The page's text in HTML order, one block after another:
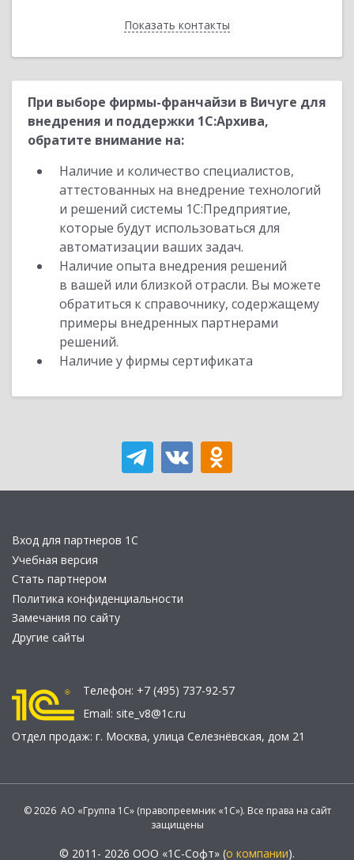
Показать контакты
Назад
При выборе фирмы-франчайзи в Вичуге для
внедрения и поддержки 1С:Архива,
обратите внимание на:
Наличие и количество специалистов,
аттестованных на внедрение технологий
и решений системы 1С:Предприятие,
которые будут использоваться для
автоматизации ваших задач.
Наличие опыта внедрения решений
в вашей или близкой отрасли. Вы можете
обратиться к справочнику, содержащему
примеры внедренных партнерами
решений.
Наличие у фирмы сертификата
Вход для партнеров 1С
Учебная версия
Стать партнером
Политика конфиденциальности
Замечания по сайту
Другие сайты
Телефон: +7 (495) 737-92-57
Email: site_v8@1c.ru
Отдел продаж: г. Москва, улица Селезнёвская, дом 21
© 2026 АО «Группа 1С» (правопреемник «1С»). Все права на сайт
защищены
© 2011- 2026 ООО «1С-Софт» (о компании).